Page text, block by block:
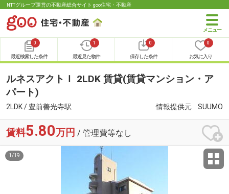
NTTグループ運営の不動産総合サイト goo住宅・不動産
0
最近検索した条件
1
最近見た物件
0
保存した条件
0
お気に入り
ルネスアクトＩ 2LDK 賃貸(賃貸マンション・ア
パート)
2LDK / 豊前善光寺駅 情報提供元 SUUMO
賃料5.80万円 / 管理費等なし
1 /19